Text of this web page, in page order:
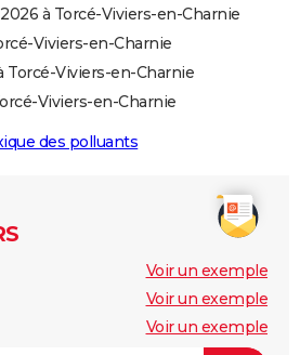
à Torcé-Viviers-en-Charnie
Viviers-en-Charnie
Torcé-Viviers-en-Charnie
Viviers-en-Charnie
des polluants
Voir un exemple
Voir un exemple
Voir un exemple